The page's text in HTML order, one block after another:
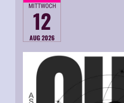
MITTWOCH
12
AUG 2026